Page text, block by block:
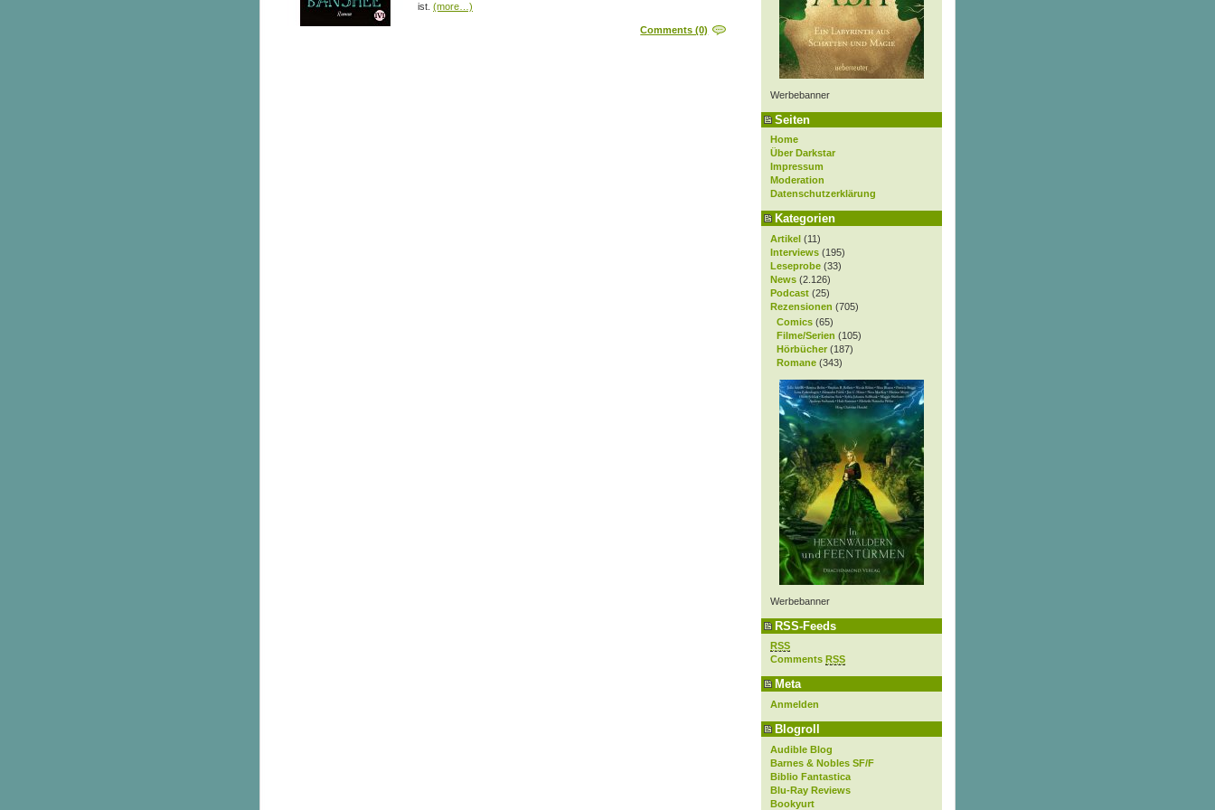
Werbebanner
Seiten
Home
Über Darkstar
Impressum
Moderation
Datenschutzerklärung
Kategorien
Artikel (11)
Interviews (195)
Leseprobe (33)
News (2.126)
Podcast (25)
Rezensionen (705)
Comics (65)
Filme/Serien (105)
Hörbücher (187)
Romane (343)
Werbebanner
RSS-Feeds
RSS
Comments RSS
Meta
Anmelden
Blogroll
Audible Blog
Barnes & Nobles SF/F
Biblio Fantastica
Blu-Ray Reviews
Bookyurt
ist. (more…)
Comments (0)